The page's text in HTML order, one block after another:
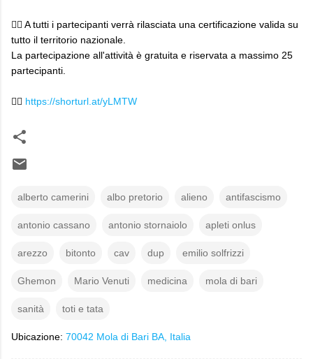
👉🏻 A tutti i partecipanti verrà rilasciata una certificazione valida su
tutto il territorio nazionale.
La partecipazione all'attività è gratuita e riservata a massimo 25
partecipanti.
👉🏻 https://shorturl.at/yLMTW
alberto camerini albo pretorio alieno antifascismo
antonio cassano antonio stornaiolo apleti onlus
arezzo bitonto cav dup emilio solfrizzi
Ghemon Mario Venuti medicina mola di bari
sanità toti e tata
Ubicazione: 70042 Mola di Bari BA, Italia